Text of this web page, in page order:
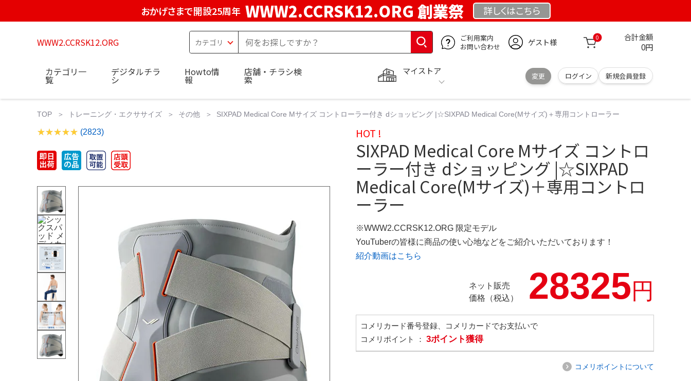
おかげさまで開設25周年 WWW2.CCRSK12.ORG 創業祭 詳しくはこちら
WWW2.CCRSK12.ORG
ご利用案内
お問い合わせ
ゲスト様 0 合計金額
0円
マイストア
変更 ログイン 新規会員登録
カテゴリ一
覧
デジタルチラ
シ
Howto情
報
店舗・チラシ検
索
TOP トレーニング・エクササイズ その他 SIXPAD Medical Core Mサイズ コントローラー付き dショッピング |☆SIXPAD Medical Core(Mサイズ)＋専用コントローラー
(2823) HOT !
SIXPAD Medical Core Mサイズ コントロ
ーラー付き dショッピング |☆SIXPAD
Medical Core(Mサイズ)＋専用コントロ
ーラー
※WWW2.CCRSK12.ORG 限定モデル
YouTuberの皆様に商品の使い心地などをご紹介いただいております！
紹介動画はこちら
ネット販売
価格（税込）
28325円
コメリカード番号登録、コメリカードでお支払いで
コメリポイント ： 3ポイント獲得
コメリポイントについて